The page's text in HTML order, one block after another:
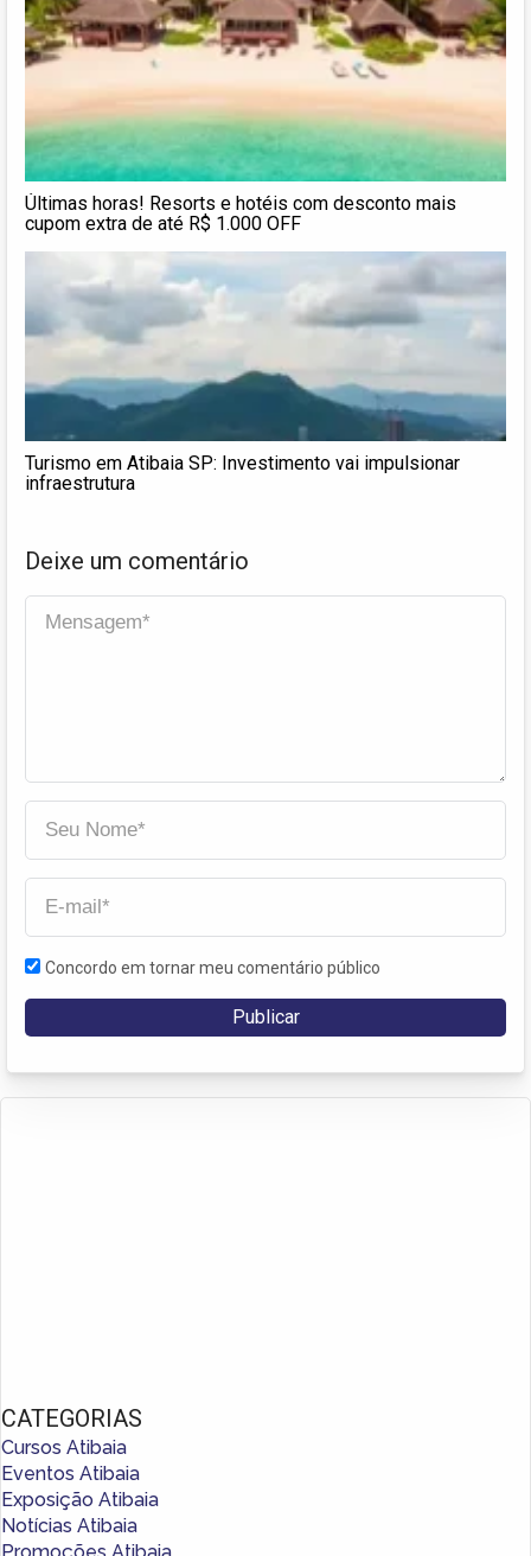
Últimas horas! Resorts e hotéis com desconto mais
cupom extra de até R$ 1.000 OFF
Turismo em Atibaia SP: Investimento vai impulsionar
infraestrutura
Deixe um comentário
Concordo em tornar meu comentário público
CATEGORIAS
Cursos Atibaia
Eventos Atibaia
Exposição Atibaia
Notícias Atibaia